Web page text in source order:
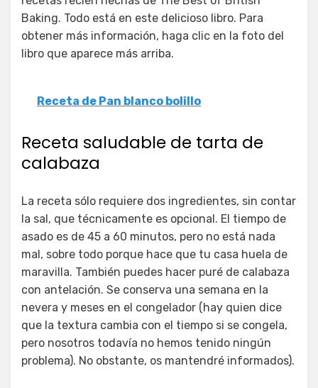
Baking. Todo está en este delicioso libro. Para
obtener más información, haga clic en la foto del
libro que aparece más arriba.
Receta de Pan blanco bolillo
Receta saludable de tarta de
calabaza
La receta sólo requiere dos ingredientes, sin contar
la sal, que técnicamente es opcional. El tiempo de
asado es de 45 a 60 minutos, pero no está nada
mal, sobre todo porque hace que tu casa huela de
maravilla. También puedes hacer puré de calabaza
con antelación. Se conserva una semana en la
nevera y meses en el congelador (hay quien dice
que la textura cambia con el tiempo si se congela,
pero nosotros todavía no hemos tenido ningún
problema). No obstante, os mantendré informados).